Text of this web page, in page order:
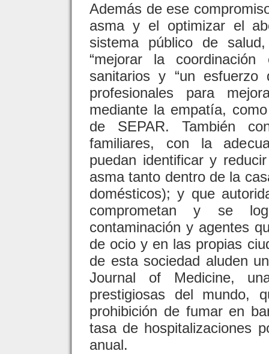
Además de ese
asma y el optimizar el
sistema público de
“mejorar la
sanitarios y “un
profesionales para
mediante la empatía,
de SEPAR. También
familiares, con la
puedan identificar y
asma tanto dentro de la
domésticos); y que
comprometan y se
contaminación y agentes
de ocio y en las propias
de esta sociedad aluden
Journal of Medicine,
prestigiosas del mundo,
prohibición de fumar en
tasa de hospitalizaciones
anual.